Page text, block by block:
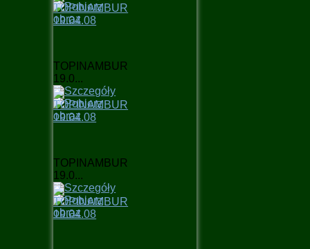
TOPINAMBUR
19.0...
TOPINAMBUR
19.0...